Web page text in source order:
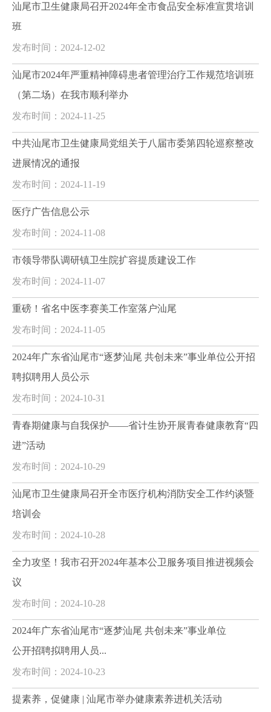
汕尾市卫生健康局召开2024年全市食品安全标准宣贯培训
班
发布时间：2024-12-02
汕尾市2024年严重精神障碍患者管理治疗工作规范培训班
（第二场）在我市顺利举办
发布时间：2024-11-25
中共汕尾市卫生健康局党组关于八届市委第四轮巡察整改
进展情况的通报
发布时间：2024-11-19
医疗广告信息公示
发布时间：2024-11-08
市领导带队调研镇卫生院扩容提质建设工作
发布时间：2024-11-07
重磅！省名中医李赛美工作室落户汕尾
发布时间：2024-11-05
2024年广东省汕尾市“逐梦汕尾 共创未来”事业单位公开招
聘拟聘用人员公示
发布时间：2024-10-31
青春期健康与自我保护——省计生协开展青春健康教育“四
进”活动
发布时间：2024-10-29
汕尾市卫生健康局召开全市医疗机构消防安全工作约谈暨
培训会
发布时间：2024-10-28
全力攻坚！我市召开2024年基本公卫服务项目推进视频会
议
发布时间：2024-10-28
2024年广东省汕尾市“逐梦汕尾 共创未来”事业单位
公开招聘拟聘用人员...
发布时间：2024-10-23
提素养，促健康 | 汕尾市举办健康素养进机关活动